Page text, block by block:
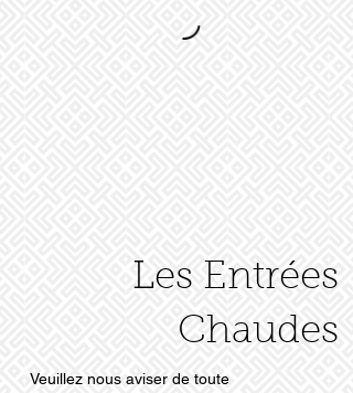
Les Entrées
Chaudes
Veuillez nous aviser de toute